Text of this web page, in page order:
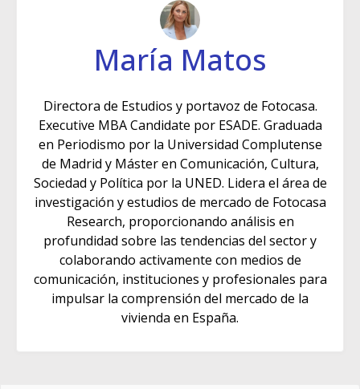
María Matos
Directora de Estudios y portavoz de Fotocasa.
Executive MBA Candidate por ESADE. Graduada
en Periodismo por la Universidad Complutense
de Madrid y Máster en Comunicación, Cultura,
Sociedad y Política por la UNED. Lidera el área de
investigación y estudios de mercado de Fotocasa
Research, proporcionando análisis en
profundidad sobre las tendencias del sector y
colaborando activamente con medios de
comunicación, instituciones y profesionales para
impulsar la comprensión del mercado de la
vivienda en España.